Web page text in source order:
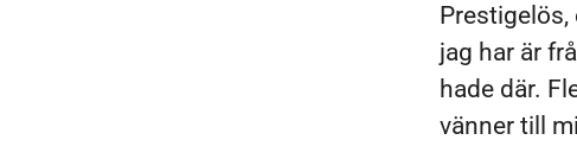
jag har är
hade där.
vänner till